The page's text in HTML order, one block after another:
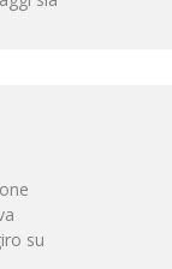
su